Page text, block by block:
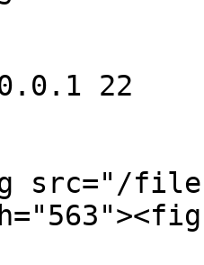
22
src="/files/